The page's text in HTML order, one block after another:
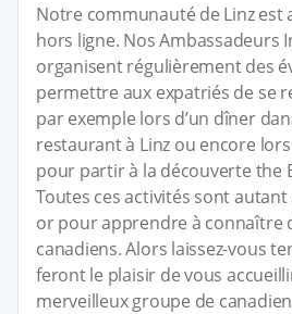
Notre communauté de Linz est
hors ligne. Nos Ambassadeurs
organisent régulièrement des
permettre aux expatriés de se
par exemple lors d’un dîner
restaurant à Linz ou encore lors
pour partir à la découverte the
Toutes ces activités sont
or pour apprendre à connaître
canadiens. Alors laissez-vous
feront le plaisir de vous
merveilleux groupe de canadien